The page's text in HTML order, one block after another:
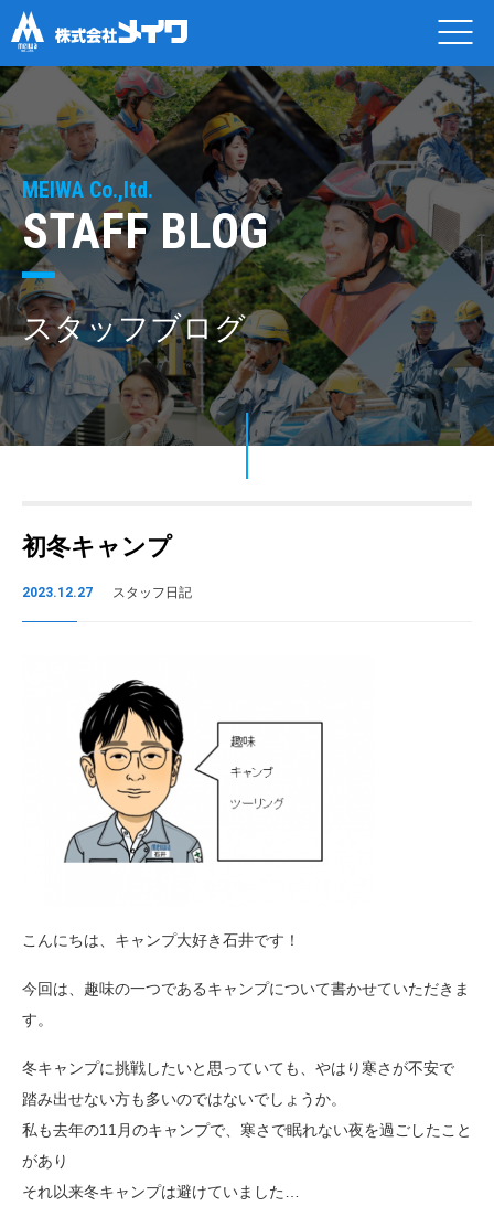
MEIWA Co.,ltd.
STAFF BLOG
スタッフブログ
初冬キャンプ
2023.12.27 スタッフ日記
こんにちは、キャンプ大好き石井です！
今回は、趣味の一つであるキャンプについて書かせていただきま
す。
冬キャンプに挑戦したいと思っていても、やはり寒さが不安で
踏み出せない方も多いのではないでしょうか。
私も去年の11月のキャンプで、寒さで眠れない夜を過ごしたこと
があり
それ以来冬キャンプは避けていました…